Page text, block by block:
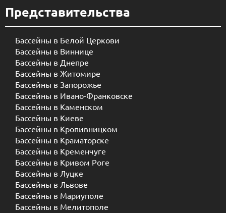
Представительства
Бассейны в Белой Церкови
Бассейны в Виннице
Бассейны в Днепре
Бассейны в Житомире
Бассейны в Запорожье
Бассейны в Ивано-Франковске
Бассейны в Каменском
Бассейны в Киеве
Бассейны в Кропивницком
Бассейны в Краматорске
Бассейны в Кременчуге
Бассейны в Кривом Роге
Бассейны в Луцке
Бассейны в Львове
Бассейны в Мариуполе
Бассейны в Мелитополе